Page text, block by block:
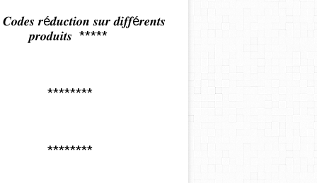
𝒓é𝒅𝒖𝒄𝒕𝒊𝒐𝒏 𝒔𝒖𝒓 𝒅𝒊𝒇𝒇é𝒓𝒆𝒏𝒕𝒔
𝒑𝒓𝒐𝒅𝒖𝒊𝒕𝒔 *****
********
********